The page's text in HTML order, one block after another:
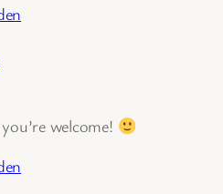
welcome!